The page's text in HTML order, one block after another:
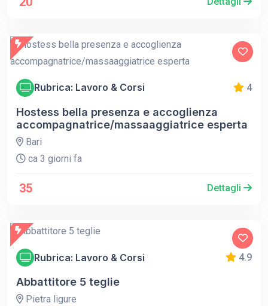
Rubrica: Lavoro & Corsi 4
Hostess bella presenza e accoglienza
accompagnatrice/massaaggiatrice esperta
Bari
ca 3 giorni fa
35 Dettagli
Rubrica: Lavoro & Corsi 4.9
Abbattitore 5 teglie
Pietra ligure